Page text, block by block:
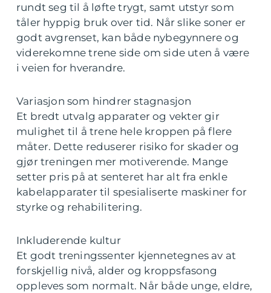
rundt seg til å løfte trygt, samt utstyr som
tåler hyppig bruk over tid. Når slike soner er
godt avgrenset, kan både nybegynnere og
viderekomne trene side om side uten å være
i veien for hverandre.
Variasjon som hindrer stagnasjon
Et bredt utvalg apparater og vekter gir
mulighet til å trene hele kroppen på flere
måter. Dette reduserer risiko for skader og
gjør treningen mer motiverende. Mange
setter pris på at senteret har alt fra enkle
kabelapparater til spesialiserte maskiner for
styrke og rehabilitering.
Inkluderende kultur
Et godt treningssenter kjennetegnes av at
forskjellig nivå, alder og kroppsfasong
oppleves som normalt. Når både unge, eldre,